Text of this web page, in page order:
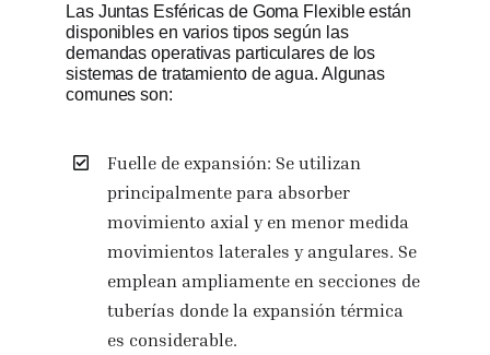
Las Juntas Esféricas de Goma Flexible están
disponibles en varios tipos según las
demandas operativas particulares de los
sistemas de tratamiento de agua. Algunas
comunes son:
Fuelle de expansión: Se utilizan
principalmente para absorber
movimiento axial y en menor medida
movimientos laterales y angulares. Se
emplean ampliamente en secciones de
tuberías donde la expansión térmica
es considerable.